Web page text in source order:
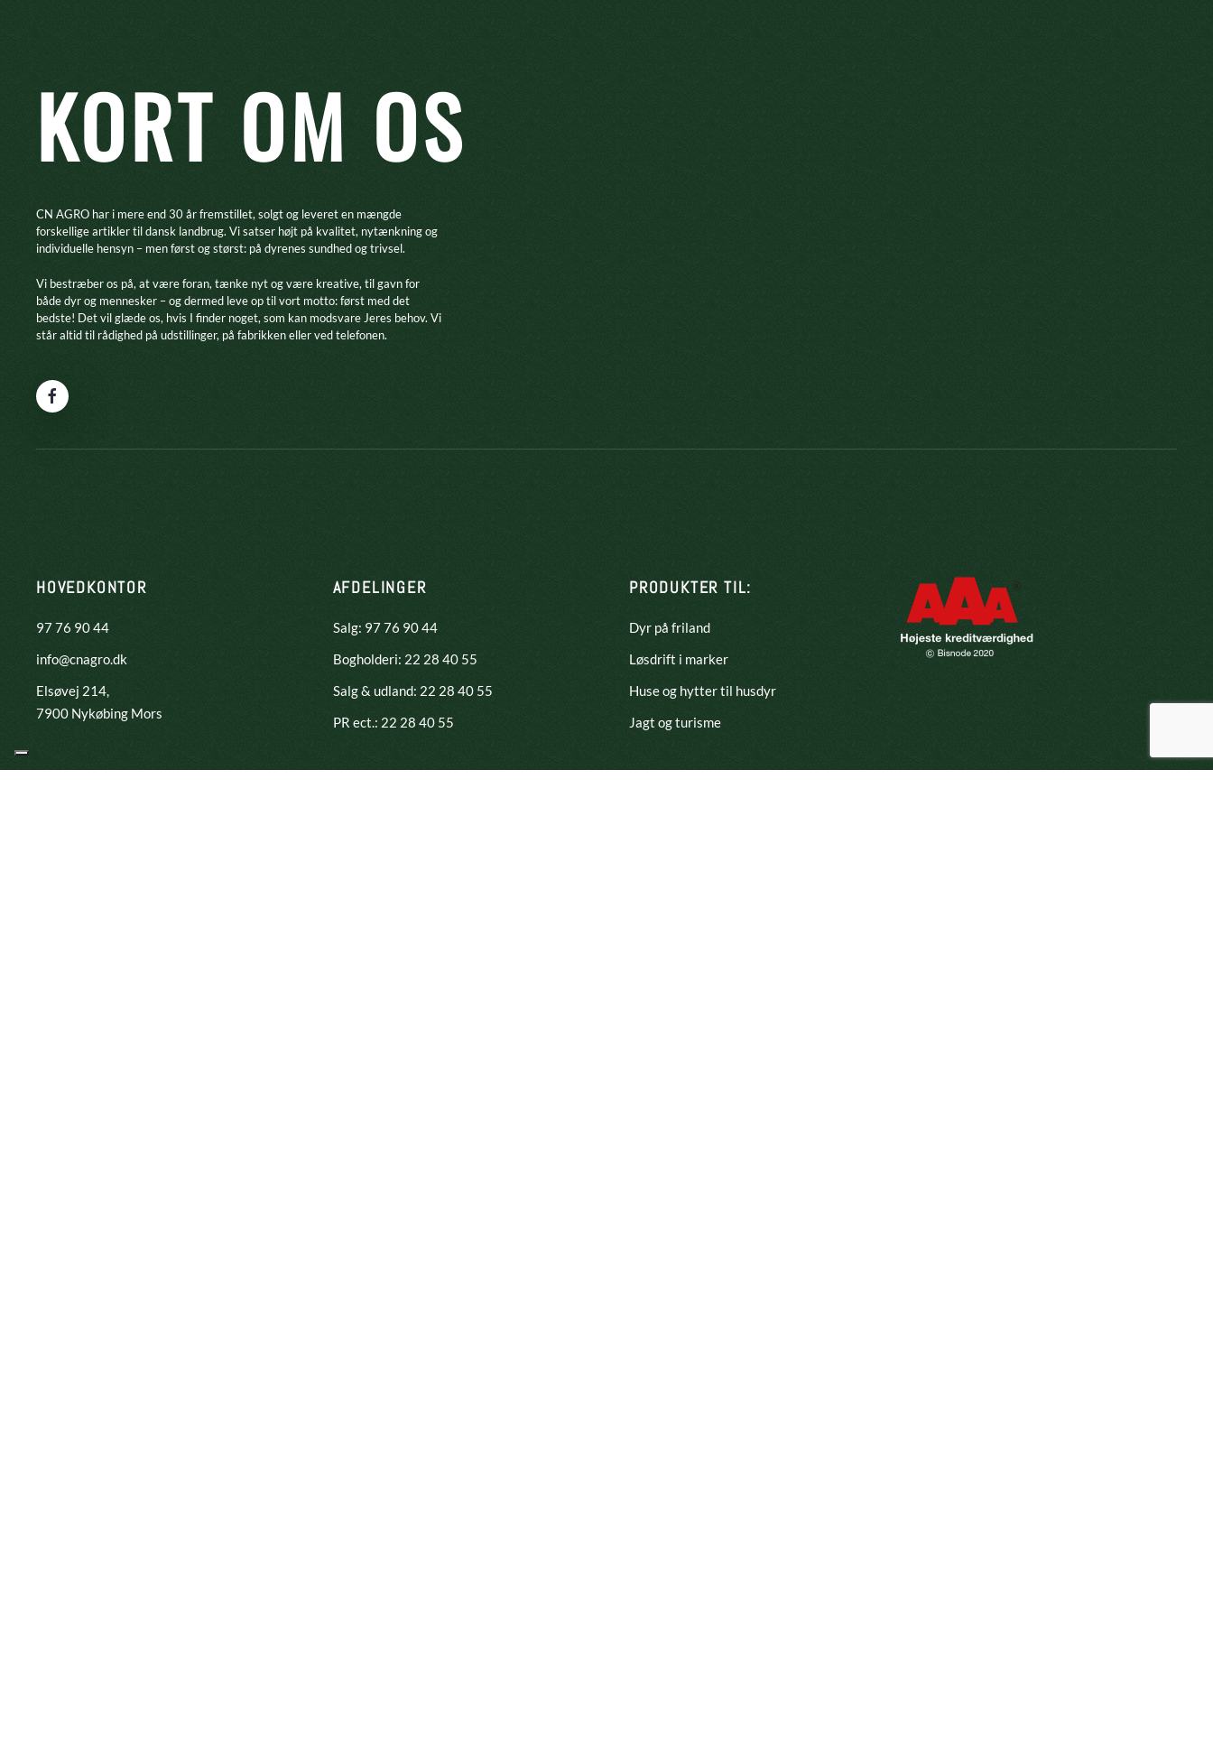
KORT OM OS
CN AGRO har i mere end 30 år fremstillet, solgt og leveret en mængde
forskellige artikler til dansk landbrug. Vi satser højt på kvalitet, nytænkning og
individuelle hensyn – men først og størst: på dyrenes sundhed og trivsel.
​Vi bestræber os på, at være foran, tænke nyt og være kreative, til gavn for
både dyr og mennesker – og dermed leve op til vort motto: først med det
bedste! Det vil glæde os, hvis I finder noget, som kan modsvare Jeres behov. Vi
står altid til rådighed på udstillinger, på fabrikken eller ved telefonen.
HOVEDKONTOR
97 76 90 44
info@cnagro.dk
Elsøvej 214,
​7900 Nykøbing Mors
AFDELINGER
Salg: 97 76 90 44
Bogholderi: 22 28 40 55
Salg & udland: 22 28 40 55
PR ect.: 22 28 40 55
PRODUKTER TIL:
Dyr på friland
Løsdrift i marker
Huse og hytter til husdyr
Jagt og turisme